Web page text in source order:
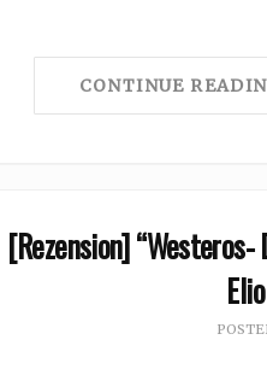
CONTINUE
[Rezension] “Westeros-